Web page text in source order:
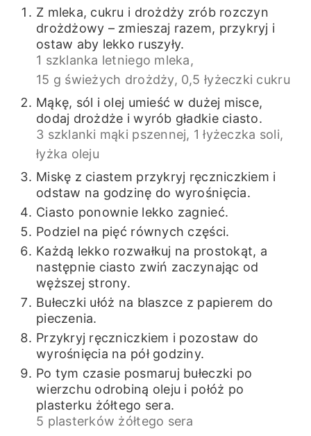
Z mleka, cukru i drożdży zrób rozczyn
drożdżowy – zmieszaj razem, przykryj i
ostaw aby lekko ruszyły.
1 szklanka letniego mleka,
15 g świeżych drożdży, 0,5 łyżeczki cukru
Mąkę, sól i olej umieść w dużej misce,
dodaj drożdże i wyrób gładkie ciasto.
3 szklanki mąki pszennej, 1 łyżeczka soli,
łyżka oleju
Miskę z ciastem przykryj ręczniczkiem i
odstaw na godzinę do wyrośnięcia.
Ciasto ponownie lekko zagnieć.
Podziel na pięć równych części.
Każdą lekko rozwałkuj na prostokąt, a
następnie ciasto zwiń zaczynając od
węższej strony.
Bułeczki ułóż na blaszce z papierem do
pieczenia.
Przykryj ręczniczkiem i pozostaw do
wyrośnięcia na pół godziny.
Po tym czasie posmaruj bułeczki po
wierzchu odrobiną oleju i połóż po
plasterku żółtego sera.
5 plasterków żółtego sera